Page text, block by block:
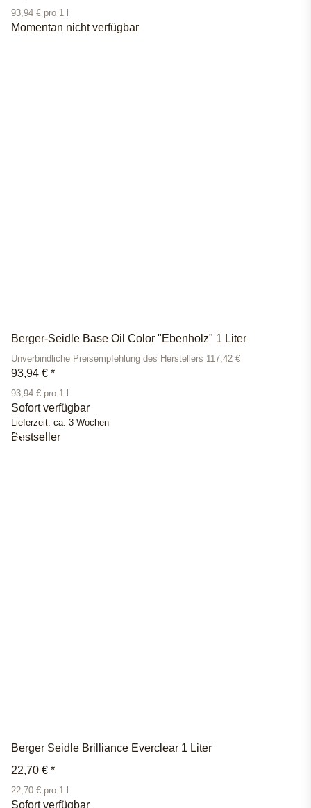
93,94 € pro 1 l
Momentan nicht verfügbar
Berger-Seidle Base Oil Color "Ebenholz" 1 Liter
Unverbindliche Preisempfehlung des Herstellers 117,42 €
93,94 € *
93,94 € pro 1 l
Sofort verfügbar
Lieferzeit: ca. 3 Wochen
Bestseller
Berger Seidle Brilliance Everclear 1 Liter
22,70 € *
22,70 € pro 1 l
Sofort verfügbar